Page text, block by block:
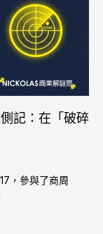
記：在「破碎
，參與了商周